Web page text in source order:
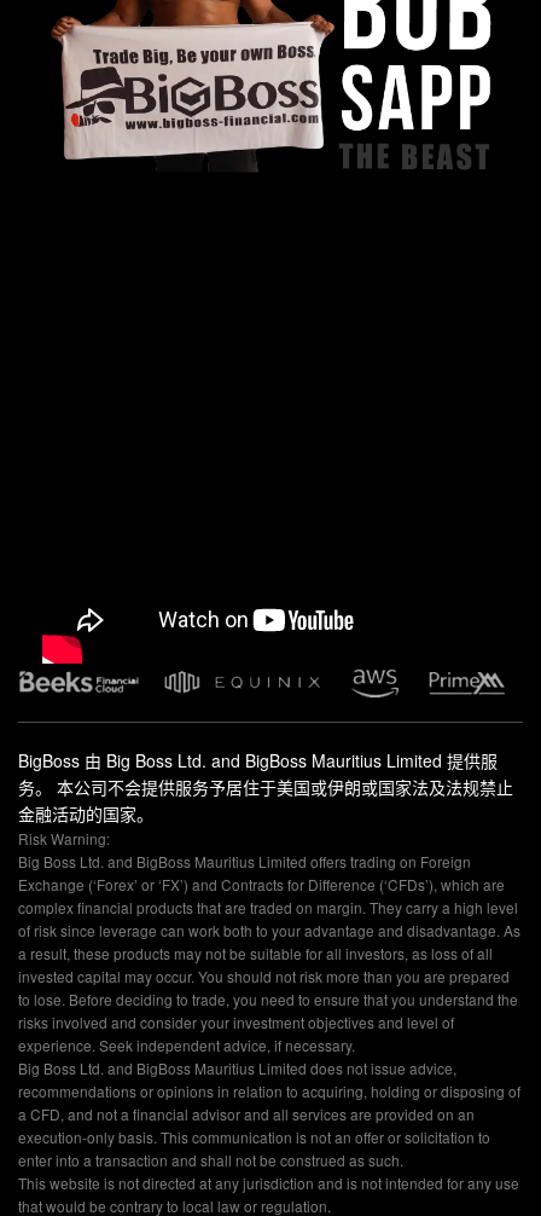
BigBoss 由 Big Boss Ltd. and BigBoss Mauritius Limited 提供服
务。 本公司不会提供服务予居住于美国或伊朗或国家法及法规禁止
金融活动的国家。
Risk Warning:
Big Boss Ltd. and BigBoss Mauritius Limited offers trading on Foreign
Exchange (‘Forex’ or ‘FX’) and Contracts for Difference (‘CFDs’), which are
complex financial products that are traded on margin. They carry a high level
of risk since leverage can work both to your advantage and disadvantage. As
a result, these products may not be suitable for all investors, as loss of all
invested capital may occur. You should not risk more than you are prepared
to lose. Before deciding to trade, you need to ensure that you understand the
risks involved and consider your investment objectives and level of
experience. Seek independent advice, if necessary.
Big Boss Ltd. and BigBoss Mauritius Limited does not issue advice,
recommendations or opinions in relation to acquiring, holding or disposing of
a CFD, and not a financial advisor and all services are provided on an
execution-only basis. This communication is not an offer or solicitation to
enter into a transaction and shall not be construed as such.
This website is not directed at any jurisdiction and is not intended for any use
that would be contrary to local law or regulation.